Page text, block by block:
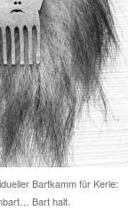
Bartkamm für Kerle:
Bart halt.